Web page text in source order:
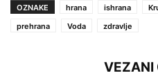
OZNAKE
hrana ishrana
prehrana
Voda zdravlje
VEZANI